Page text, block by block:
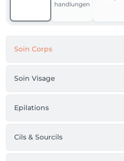
handlungen
Soin Corps
Soin Visage
Epilations
Cils & Sourcils